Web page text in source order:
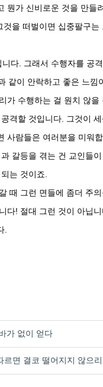
뭔가 신비로운 것을 만
을 떠벌이면 십중팔구
다. 그래서 수행자를 공
같이 안락하고 좋은 느
가 수행하는 걸 원치 않
격할 것입니다. 그것이
사람들은 여러분을 미워
갈등을 겪는 건 교인들
는 것이죠.
때 그런 면들에 좀더 주
다! 절대 그런 것이 아닙
.
가 없이 얻다
르면 결코 떨어지지 않으리